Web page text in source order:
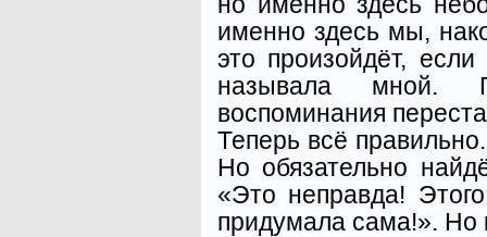
именно здесь мы,
это произойдёт,
называла мной.
воспоминания
Теперь всё
Но обязательно
«Это неправда!
придумала сама!». Но